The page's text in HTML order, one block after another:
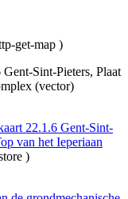
get-map )
Sint-Pieters, Plaat
(vector)
22.1.6 Gent-Sint-
van het Ieperiaan
)